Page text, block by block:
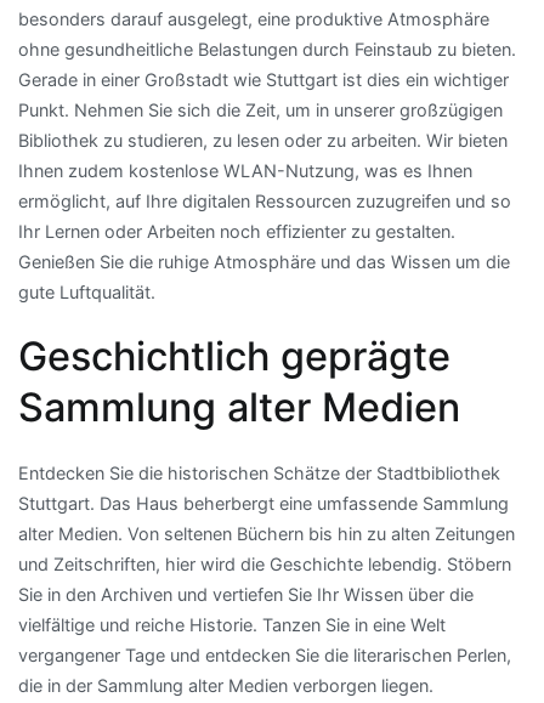
besonders darauf ausgelegt, eine produktive Atmosphäre
ohne gesundheitliche Belastungen durch Feinstaub zu bieten.
Gerade in einer Großstadt wie Stuttgart ist dies ein wichtiger
Punkt. Nehmen Sie sich die Zeit, um in unserer großzügigen
Bibliothek zu studieren, zu lesen oder zu arbeiten. Wir bieten
Ihnen zudem kostenlose WLAN-Nutzung, was es Ihnen
ermöglicht, auf Ihre digitalen Ressourcen zuzugreifen und so
Ihr Lernen oder Arbeiten noch effizienter zu gestalten.
Genießen Sie die ruhige Atmosphäre und das Wissen um die
gute Luftqualität.
Geschichtlich geprägte
Sammlung alter Medien
Entdecken Sie die historischen Schätze der Stadtbibliothek
Stuttgart. Das Haus beherbergt eine umfassende Sammlung
alter Medien. Von seltenen Büchern bis hin zu alten Zeitungen
und Zeitschriften, hier wird die Geschichte lebendig. Stöbern
Sie in den Archiven und vertiefen Sie Ihr Wissen über die
vielfältige und reiche Historie. Tanzen Sie in eine Welt
vergangener Tage und entdecken Sie die literarischen Perlen,
die in der Sammlung alter Medien verborgen liegen.